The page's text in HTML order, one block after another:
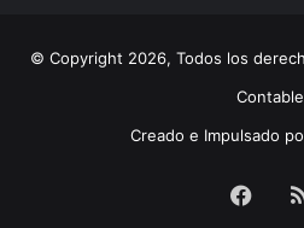
© Copyright 2026, Todos los
Contable
Creado e Impulsado